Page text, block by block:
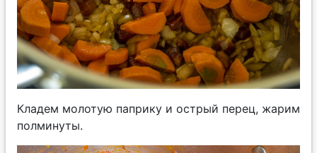
Кладем молотую паприку и острый перец, жарим
полминуты.